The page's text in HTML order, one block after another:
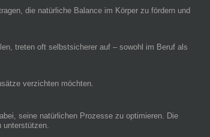
die natürliche Balance im Körper zu fördern und
treten oft selbstsicherer auf – sowohl im Beruf als
verzichten möchten.
seine natürlichen Prozesse zu optimieren. Die